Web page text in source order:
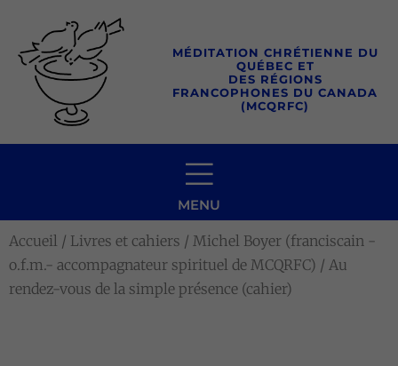
contenu
MÉDITATION CHRÉTIENNE DU
QUÉBEC ET
DES RÉGIONS
FRANCOPHONES DU CANADA
(MCQRFC)
MENU
Accueil / Livres et cahiers / Michel Boyer (franciscain -
o.f.m.- accompagnateur spirituel de MCQRFC) / Au
rendez-vous de la simple présence (cahier)